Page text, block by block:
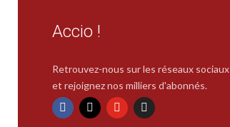
Accio !
Retrouvez-nous sur les réseaux sociaux
et rejoignez nos milliers d'abonnés.